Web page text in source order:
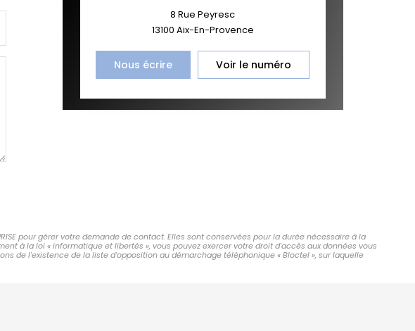
8 Rue Peyresc
13100 Aix-En-Provence
Nous écrire Voir le numéro
pour gérer votre demande de contact. Elles sont conservées pour la durée nécessaire à la
à la loi « informatique et libertés », vous pouvez exercer votre droit d'accès aux données vous
de l'existence de la liste d'opposition au démarchage téléphonique « Bloctel », sur laquelle